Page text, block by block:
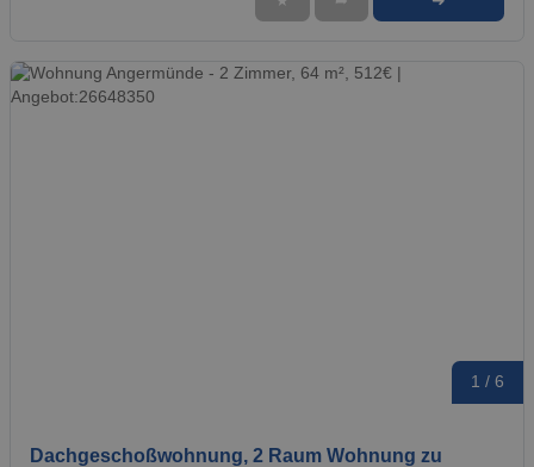
1 / 6
Dachgeschoßwohnung, 2 Raum Wohnung zu